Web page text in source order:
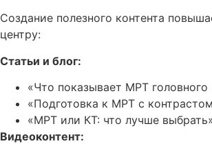
Создание полезного контента
центру:
Статьи и блог:
«Что показывает МРТ головного
«Подготовка к МРТ с
«МРТ или КТ: что лучше
Видеоконтент: